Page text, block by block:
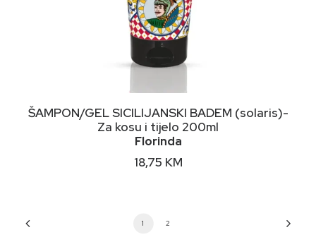
DODAJ U KORPU
ŠAMPON/GEL SICILIJANSKI BADEM (solaris)-
Za kosu i tijelo 200ml
Florinda
18,75 KM
1 2